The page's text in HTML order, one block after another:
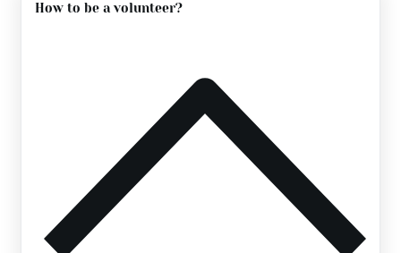
How to be a volunteer?